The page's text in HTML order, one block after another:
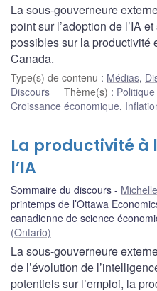
La sous‑gouverneure
point sur l’adoption de l’IA
possibles sur la productivité
Canada.
Type(s) de contenu : Médias,
Discours
Thème(s) :
Croissance économique,
La productivité à
l’IA
Sommaire du discours
printemps de l’Ottawa
canadienne de science
(Ontario)
La sous-gouverneure
de l’évolution de
potentiels sur l’emploi, la